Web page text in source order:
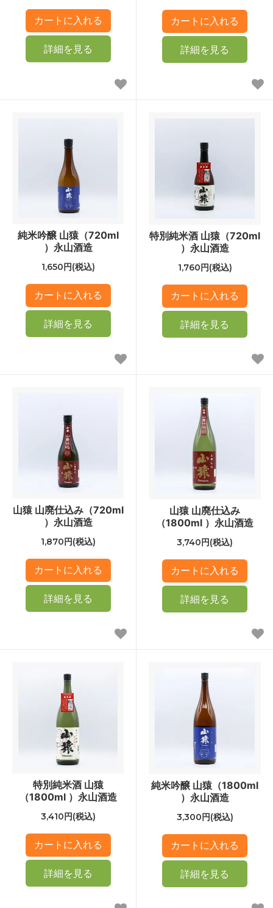
詳細を見る 詳細を見る
純米吟醸 山猿（720ml
）永山酒造
1,650円(税込)
詳細を見る
特別純米酒 山猿（720ml
）永山酒造
1,760円(税込)
詳細を見る
山猿 山廃仕込み（720ml
）永山酒造
1,870円(税込)
詳細を見る
山猿 山廃仕込み
（1800ml ）永山酒造
3,740円(税込)
詳細を見る
特別純米酒 山猿
（1800ml ）永山酒造
3,410円(税込)
詳細を見る
純米吟醸 山猿（1800ml
）永山酒造
3,300円(税込)
詳細を見る